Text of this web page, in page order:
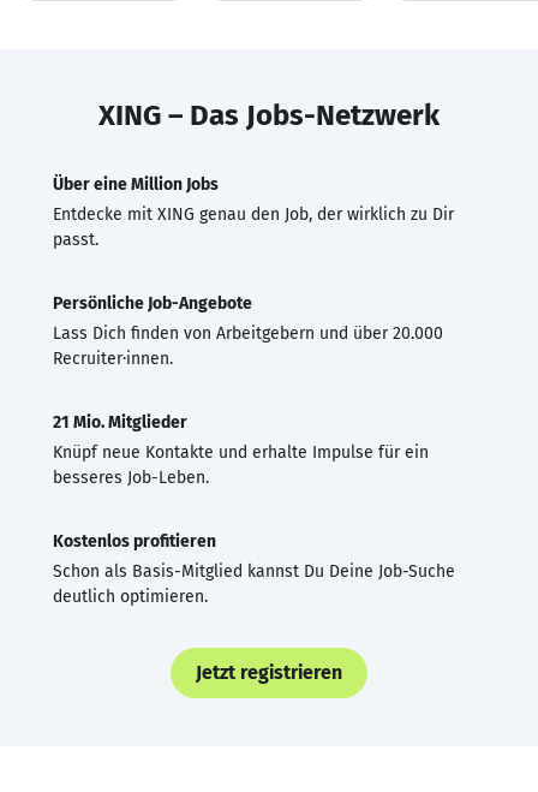
XING – Das Jobs-Netzwerk
Über eine Million Jobs
Entdecke mit XING genau den Job, der wirklich zu Dir
passt.
Persönliche Job-Angebote
Lass Dich finden von Arbeitgebern und über 20.000
Recruiter·innen.
21 Mio. Mitglieder
Knüpf neue Kontakte und erhalte Impulse für ein
besseres Job-Leben.
Kostenlos profitieren
Schon als Basis-Mitglied kannst Du Deine Job-Suche
deutlich optimieren.
Jetzt registrieren